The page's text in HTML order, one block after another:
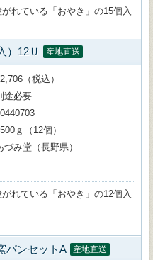
れている「おやき」の15個入
）12Ｕ 産地直送
（税込）
途必要
ｇ（12個）
づみ堂（長野県）
れている「おやき」の12個入
パンセットA 産地直送